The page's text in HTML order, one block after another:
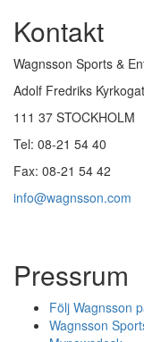
Kontakt
Wagnsson Sports &
Adolf Fredriks
111 37 STOCKHOLM
Tel: 08-21 54 40
Fax: 08-21 54 42
info@wagnsson.com
Pressrum
Följ Wagnsson
Wagnsson